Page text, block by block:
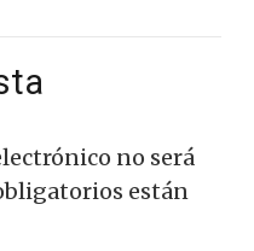
no será
están